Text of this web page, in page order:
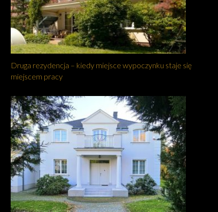
Druga rezydencja – kiedy miejsce wypoczynku staje się
miejscem pracy